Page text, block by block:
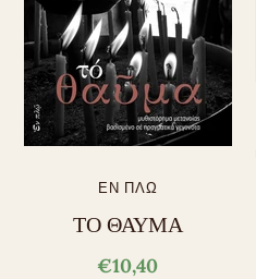
ΕΝ ΠΛΩ
ΤΟ ΘΑΥΜΑ
€10,40